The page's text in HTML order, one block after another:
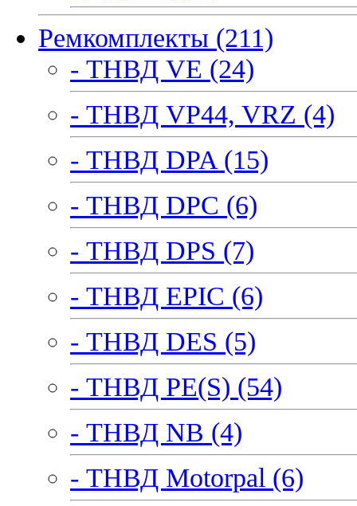
Ремкомплекты (211)
- ТНВД VE (24)
- ТНВД VP44, VRZ (4)
- ТНВД DPA (15)
- ТНВД DPC (6)
- ТНВД DPS (7)
- ТНВД EPIC (6)
- ТНВД DES (5)
- ТНВД PE(S) (54)
- ТНВД NB (4)
- ТНВД Motorpal (6)